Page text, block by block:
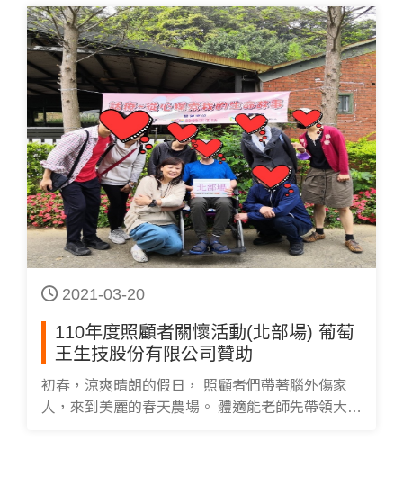
2021-03-20
110年度照顧者關懷活動(北部場) 葡萄
王生技股份有限公司贊助
初春，涼爽晴朗的假日， 照顧者們帶著腦外傷家
人，來到美麗的春天農場。 體適能老師先帶領大家